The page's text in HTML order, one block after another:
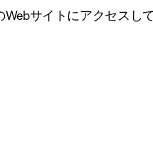
サイトにアクセス